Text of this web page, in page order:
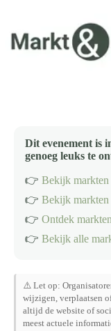
inhoud
Dit evenement is
genoeg leuks te
👉 Bekijk markten
👉 Bekijk
👉 Ontdek
👉 Bekijk alle
⚠️ Let op:
wijzigen, verplaatsen
altijd de website of
meest actuele